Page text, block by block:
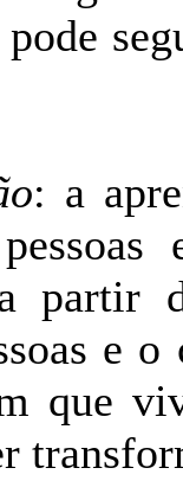
: a
partir
e
que